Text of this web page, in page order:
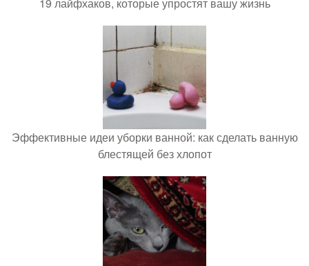
Эффективные идеи уборки ванной: как сделать ванную
блестящей без хлопот